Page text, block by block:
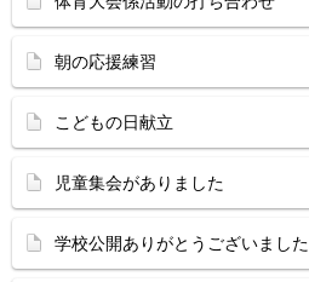
朝の応援練習
こどもの日献立
児童集会がありました
学校公開ありがとうございました